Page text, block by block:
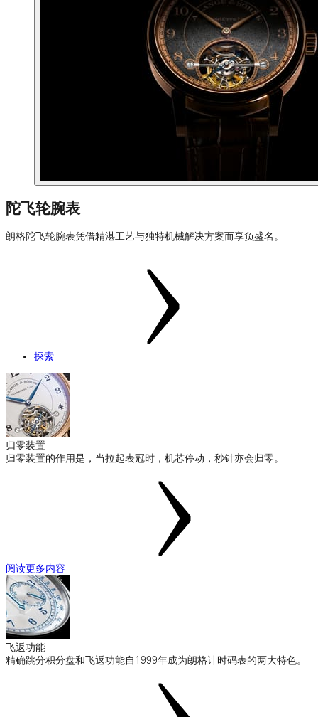
陀飞轮腕表
朗格陀飞轮腕表凭借精湛工艺与独特机械解决方案而享负盛名。
探索
归零装置
归零装置的作用是，当拉起表冠时，机芯停动，秒针亦会归零。
阅读更多内容
飞返功能
精确跳分积分盘和飞返功能自1999年成为朗格计时码表的两大特色。